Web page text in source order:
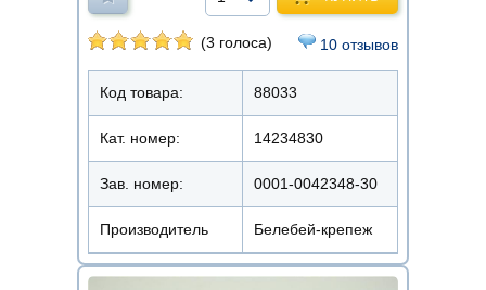
(3 голоса) 10 отзывов
Код товара: 88033
Кат. номер: 14234830
Зав. номер: 0001-0042348-30
Производитель Белебей-крепеж